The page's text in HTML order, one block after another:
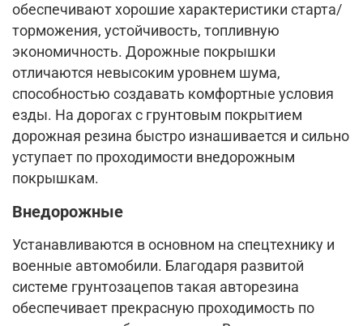
обеспечивают хорошие характеристики старта/
торможения, устойчивость, топливную
экономичность. Дорожные покрышки
отличаются невысоким уровнем шума,
способностью создавать комфортные условия
езды. На дорогах с грунтовым покрытием
дорожная резина быстро изнашивается и сильно
уступает по проходимости внедорожным
покрышкам.
Внедорожные
Устанавливаются в основном на спецтехнику и
военные автомобили. Благодаря развитой
системе грунтозацепов такая авторезина
обеспечивает прекрасную проходимость по